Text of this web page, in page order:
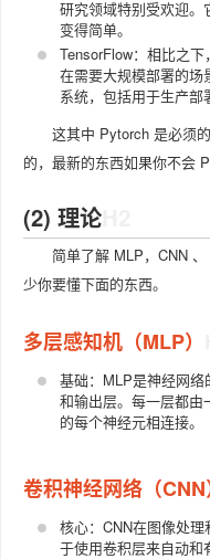
研究领域特别受欢迎。
变得简单。
TensorFlow：相比之
在需要大规模部署的场
系统，包括用于生产部
这其中 Pytorch 是必须
的，最新的东西如果你不会
(2) 理论
简单了解 MLP，CNN
少你要懂下面的东西。
多层感知机（MLP）
基础：MLP是神经网
和输出层。每一层都由
的每个神经元相连接。
卷积神经网络（CNN
核心：CNN在图像处
于使用卷积层来自动和